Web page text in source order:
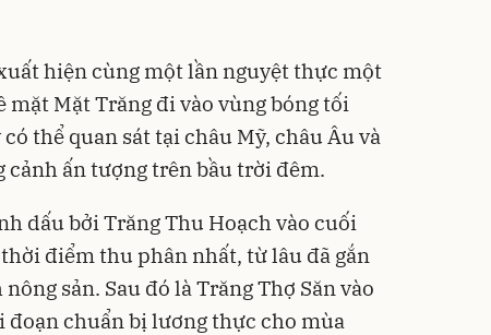
hiện cùng một lần nguyệt thực một
mặt Mặt Trăng đi vào vùng bóng tối
thể quan sát tại châu Mỹ, châu Âu và
ấn tượng trên bầu trời đêm.
dấu bởi Trăng Thu Hoạch vào cuối
điểm thu phân nhất, từ lâu đã gắn
sản. Sau đó là Trăng Thợ Săn vào
đoạn chuẩn bị lương thực cho mùa